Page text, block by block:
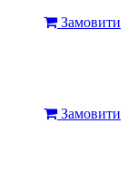
Замовити
Замовити